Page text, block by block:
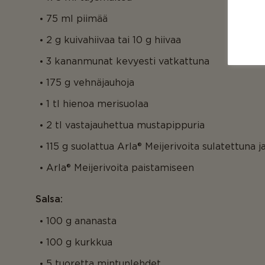
75 ml piimää
2 g kuivahiivaa tai 10 g hiivaa
3 kananmunat kevyesti vatkattuna
175 g vehnäjauhoja
1 tl hienoa merisuolaa
2 tl vastajauhettua mustapippuria
115 g suolattua Arla® Meijerivoita sulatettuna
Arla® Meijerivoita paistamiseen
Salsa:
100 g ananasta
100 g kurkkua